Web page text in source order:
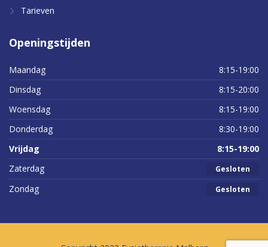
Tarieven
Openingstijden
Maandag
8:15-19:00
Dinsdag
8:15-20:00
Woensdag
8:15-19:00
Donderdag
8:30-19:00
Vrijdag
8:15-19:00
Zaterdag
Gesloten
Zondag Gesloten